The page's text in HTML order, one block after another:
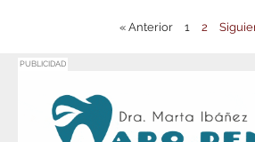
« Anterior 1 2
PUBLICIDAD